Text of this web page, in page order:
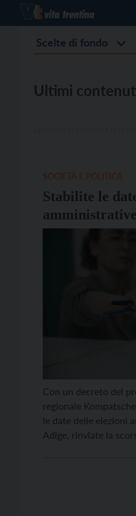
Scelte di fondo
Ultimi
Stabilite le
Con un decreto del
regionale
le date delle elezioni
Adige, rinviate la